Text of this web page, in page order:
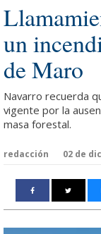
un
de Maro
Navarro recuerda
vigente por la
masa forestal.
redacción 02 de